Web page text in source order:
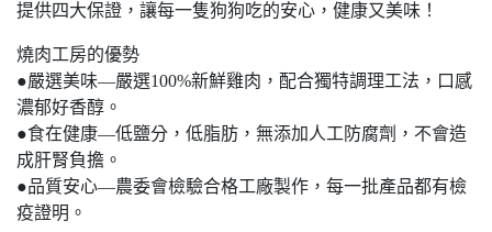
提供四大保證，讓每一隻狗狗吃的安心，健康又美味！
燒肉工房的優勢
●嚴選美味—嚴選100%新鮮雞肉，配合獨特調理工法，口感
濃郁好香醇。
●食在健康—低鹽分，低脂肪，無添加人工防腐劑，不會造
成肝腎負擔。
●品質安心—農委會檢驗合格工廠製作，每一批產品都有檢
疫證明。